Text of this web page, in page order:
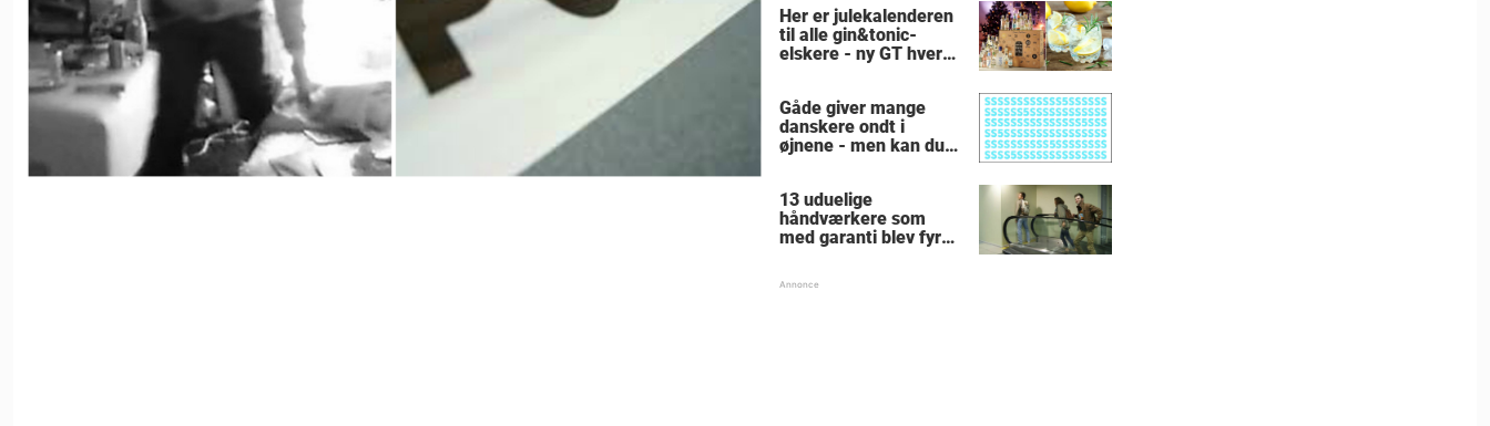
skrige af grin
Her er julekalenderen
til alle gin&tonic-
elskere - ny GT hver
Gåde giver mange
danskere ondt i
øjnene - men kan du
13 uduelige
håndværkere som
med garanti blev fyret